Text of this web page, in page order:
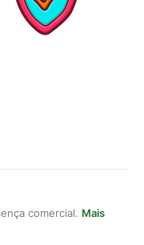
comercial. Mais